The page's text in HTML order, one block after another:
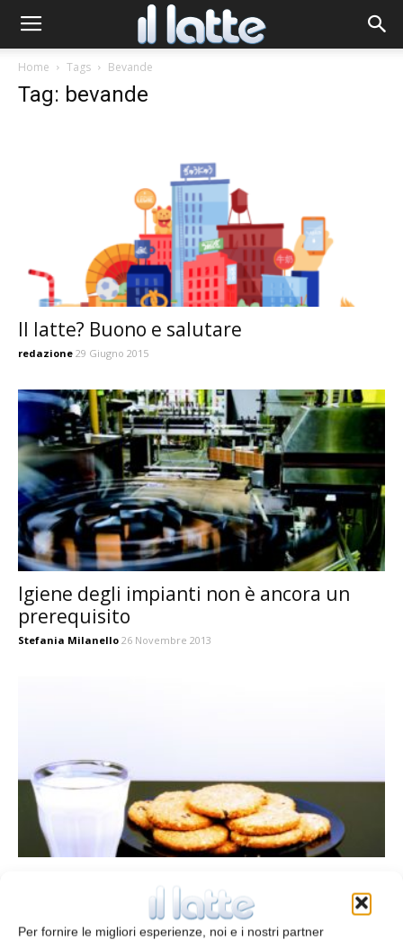
Per fornire le migliori esperienze, noi e i nostri partner
Home Tags Bevande
Tag: bevande
Il latte? Buono e salutare
redazione 29 Giugno 2015
Igiene degli impianti non è ancora un
prerequisito
Stefania Milanello 26 Novembre 2013
stabilità lipidica di bevande a base di
latte